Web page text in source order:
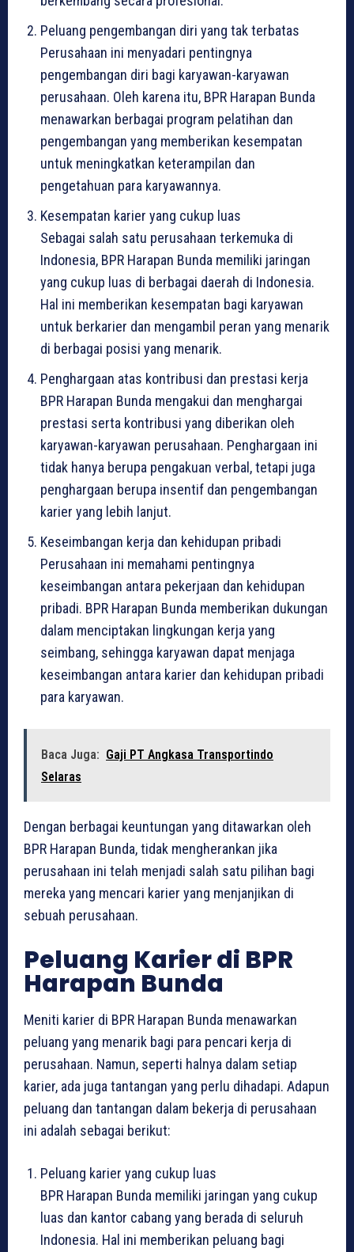
Peluang pengembangan diri yang tak terbatas
Perusahaan ini menyadari pentingnya
pengembangan diri bagi karyawan-karyawan
perusahaan. Oleh karena itu, BPR Harapan Bunda
menawarkan berbagai program pelatihan dan
pengembangan yang memberikan kesempatan
untuk meningkatkan keterampilan dan
pengetahuan para karyawannya.
Kesempatan karier yang cukup luas
Sebagai salah satu perusahaan terkemuka di
Indonesia, BPR Harapan Bunda memiliki jaringan
yang cukup luas di berbagai daerah di Indonesia.
Hal ini memberikan kesempatan bagi karyawan
untuk berkarier dan mengambil peran yang menarik
di berbagai posisi yang menarik.
Penghargaan atas kontribusi dan prestasi kerja
BPR Harapan Bunda mengakui dan menghargai
prestasi serta kontribusi yang diberikan oleh
karyawan-karyawan perusahaan. Penghargaan ini
tidak hanya berupa pengakuan verbal, tetapi juga
penghargaan berupa insentif dan pengembangan
karier yang lebih lanjut.
Keseimbangan kerja dan kehidupan pribadi
Perusahaan ini memahami pentingnya
keseimbangan antara pekerjaan dan kehidupan
pribadi. BPR Harapan Bunda memberikan dukungan
dalam menciptakan lingkungan kerja yang
seimbang, sehingga karyawan dapat menjaga
keseimbangan antara karier dan kehidupan pribadi
para karyawan.
Baca Juga: Gaji PT Angkasa Transportindo
Selaras
Dengan berbagai keuntungan yang ditawarkan oleh
BPR Harapan Bunda, tidak mengherankan jika
perusahaan ini telah menjadi salah satu pilihan bagi
mereka yang mencari karier yang menjanjikan di
sebuah perusahaan.
Peluang Karier di BPR
Harapan Bunda
Meniti karier di BPR Harapan Bunda menawarkan
peluang yang menarik bagi para pencari kerja di
perusahaan. Namun, seperti halnya dalam setiap
karier, ada juga tantangan yang perlu dihadapi. Adapun
peluang dan tantangan dalam bekerja di perusahaan
ini adalah sebagai berikut:
Peluang karier yang cukup luas
BPR Harapan Bunda memiliki jaringan yang cukup
luas dan kantor cabang yang berada di seluruh
Indonesia. Hal ini memberikan peluang bagi